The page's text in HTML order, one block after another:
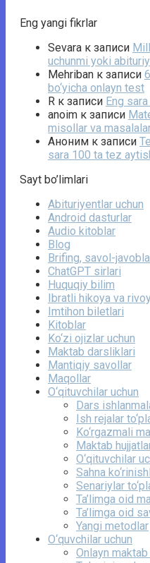
Eng yangi fikrlar
Sevara к записи
uchunmi yoki
Mehriban к записи
bo‘yicha onlayn test
R к записи Eng
anoim к записи
misollar va
Аноним к записи
sara 100 ta tez
Sayt bo’limlari
Abituriyentlar uchun
Android dasturlar
Audio kitoblar
Blog
Brifing, savol-
ChatGPT sirlari
Huquqiy bilim
Ibratli hikoya va
Imtihon biletlari
Kitoblar
Ko‘zi ojizlar uchun
Maktab darsliklari
Mantiqiy savollar
Maqollar
O‘qituvchilar uchun
Dars
Ish rejalar
Ko‘rgazmali
Maktab
O‘qituvchilar
Sahna
Senariylar
Ta’limga oid
Ta’limga oid
Yangi metodlar
O‘quvchilar uchun
Onlayn